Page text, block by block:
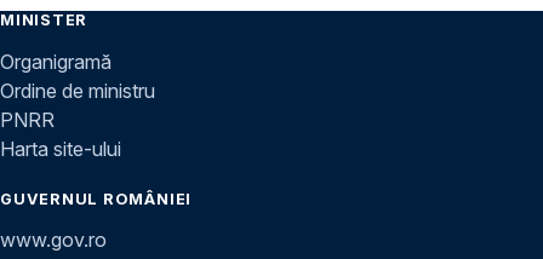
MINISTER
Organigramă
Ordine de ministru
PNRR
Harta site-ului
GUVERNUL ROMÂNIEI
www.gov.ro